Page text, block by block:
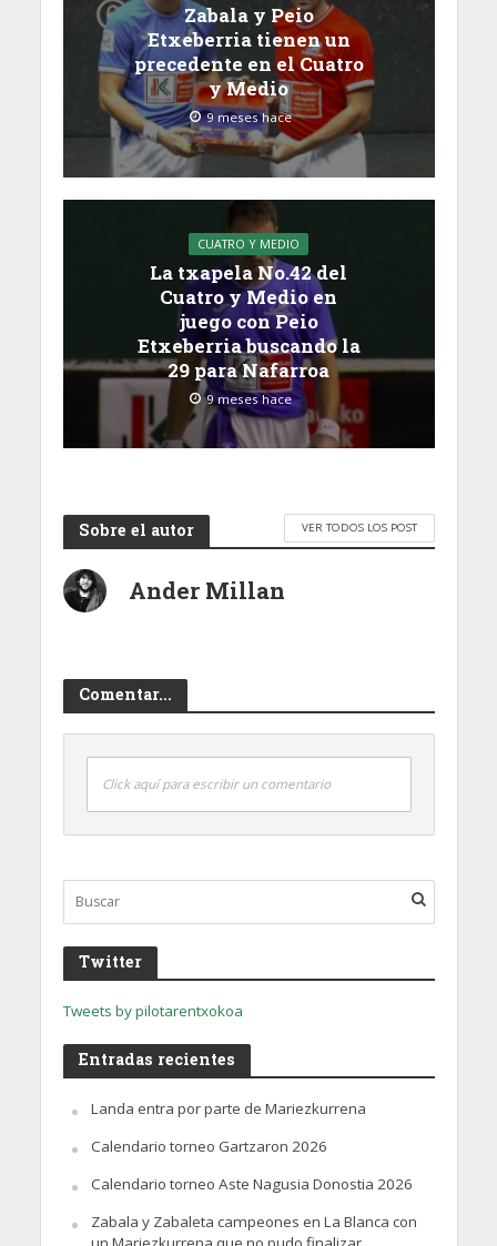
Zabala y Peio
Etxeberria tienen un
precedente en el Cuatro
y Medio
9 meses hace
CUATRO Y MEDIO
La txapela No.42 del
Cuatro y Medio en
juego con Peio
Etxeberria buscando la
29 para Nafarroa
9 meses hace
Sobre el autor VER TODOS LOS POST
Ander Millan
Comentar...
Click aquí para escribir un comentario
Twitter
Tweets by pilotarentxokoa
Entradas recientes
Landa entra por parte de Mariezkurrena
Calendario torneo Gartzaron 2026
Calendario torneo Aste Nagusia Donostia 2026
Zabala y Zabaleta campeones en La Blanca con